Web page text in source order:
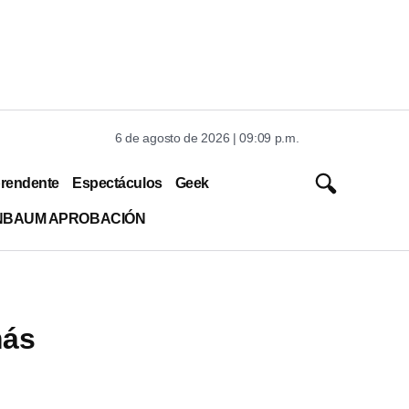
6 de agosto de 2026 | 09:09 p.m.
Espectáculos Geek
APROBACIÓN